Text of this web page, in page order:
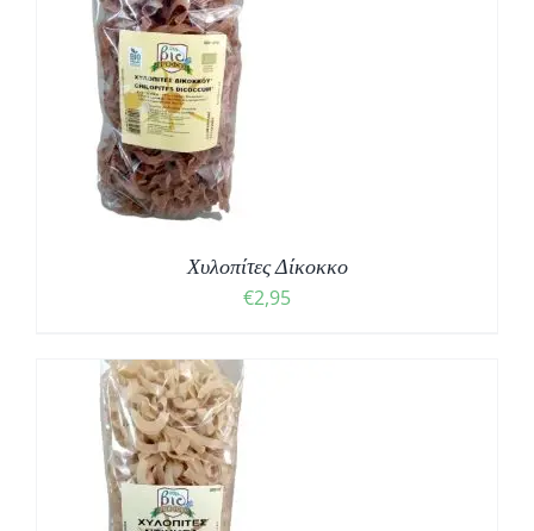
Χυλοπίτες Δίκοκκο
€2,95